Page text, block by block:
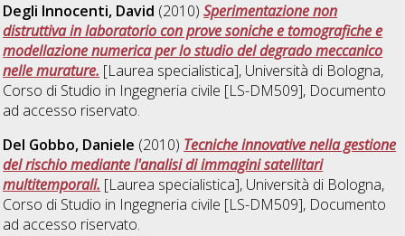
Degli Innocenti, David (2010)Sperimentazione non
distruttiva in laboratorio con prove soniche e tomografiche e
modellazione numerica per lo studio del degrado meccanico
nelle murature. [Laurea specialistica], Università di Bologna,
Corso di Studio in Ingegneria civile [LS-DM509], Documento
ad accesso riservato.
Del Gobbo, Daniele (2010) Tecniche innovative nella gestione
del rischio mediante l'analisi di immagini satellitari
multitemporali. [Laurea specialistica], Università di Bologna,
Corso di Studio in Ingegneria civile [LS-DM509], Documento
ad accesso riservato.